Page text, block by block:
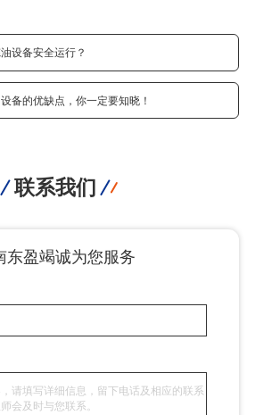
设备安全运行？
备的优缺点，你一定要知晓！
联系我们
东盈竭诚为您服务